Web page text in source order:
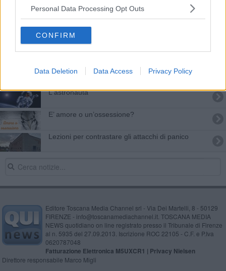
Personal Data Processing Opt Outs
CONFIRM
Data Deletion Data Access Privacy Policy
​Tempo per...conoscere il mondo
Meningite, l'Asl distribuisce i vaccini ai medici
Lo squaraus:una notte sul vaso - La nuit africaine
L'astronauta
​E’ amore o un’ossessione?
Lezioni per contrastare gli attacchi di panico
Editore Toscana Media Channel srl - Via Dei Martelli, 8 - 50129
FIRENZE - info@toscanamediachannel.it. TOSCANA MEDIA
NEWS quotidiano on line registrato presso il Tribunale di Firenze
al n. 5935 del 27.09.2013. Iscrizione ROC 22105 - C.F. e P.Iva
0620787048
Fatturazione Elettronica M5UXCR1 | Privacy Nielsen
Direttore responsabile Marco Migli